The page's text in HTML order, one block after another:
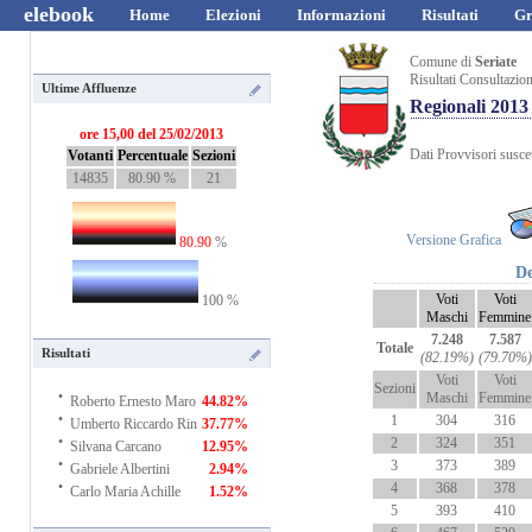
elebook Home Elezioni Informazioni Risultati
Ultime Affluenze
ore 15,00 del 25/02/2013
Votanti Percentuale Sezioni
14835
80.90 % 21
80.90%
100 %
Risultati
· Roberto Ernesto Maro 44.82%
· Umberto Riccardo Rin 37.77%
· Silvana Carcano 12.95%
· Gabriele Albertini 2.94%
· Carlo Maria Achille 1.52%
Comune diSeriate
Risultati
Regionali 2013
Dati Provvisori
Versione Grafica
Voti
Maschi
Voti
Femmine
Totale
7.248
(82.19%)
7.587
(79.70%)
Sezioni
Voti
Maschi
Voti
Femmine
1
304
316
2
324
351
3
373
389
4
368
378
5
393
410